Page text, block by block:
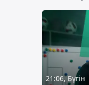
21:06, Бүгін